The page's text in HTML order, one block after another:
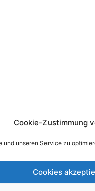
Cookie-Zustimmung
und unseren Service zu
Cookies